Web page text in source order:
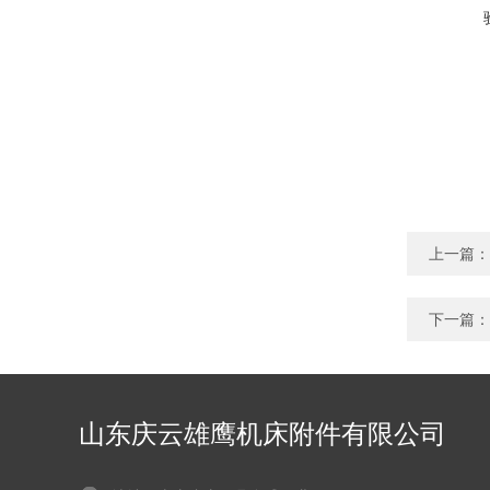
上一篇：
下一篇：
山东庆云雄鹰机床附件有限公司